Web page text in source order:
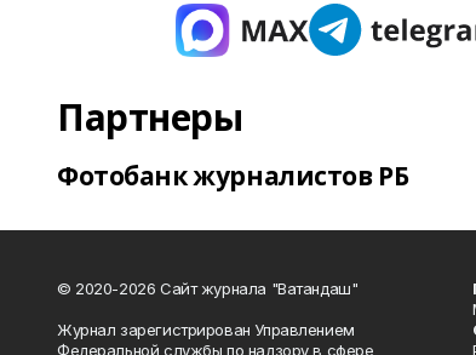
Партнеры
Фотобанк журналистов РБ
© 2020-2026 Сайт журнала "Ватандаш"
Журнал зарегистрирован Управлением
Федеральной службы по надзору в сфере